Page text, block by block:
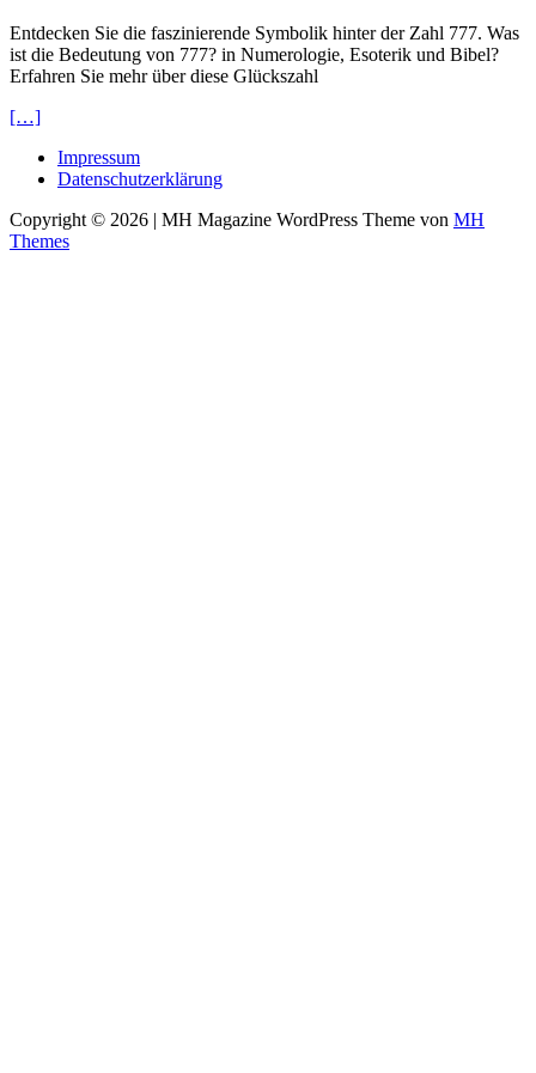
Entdecken Sie die faszinierende Symbolik hinter der Zahl 777. Was
ist die Bedeutung von 777? in Numerologie, Esoterik und Bibel?
Erfahren Sie mehr über diese Glückszahl
[…]
Impressum
Datenschutzerklärung
Copyright © 2026 | MH Magazine WordPress Theme von MH
Themes